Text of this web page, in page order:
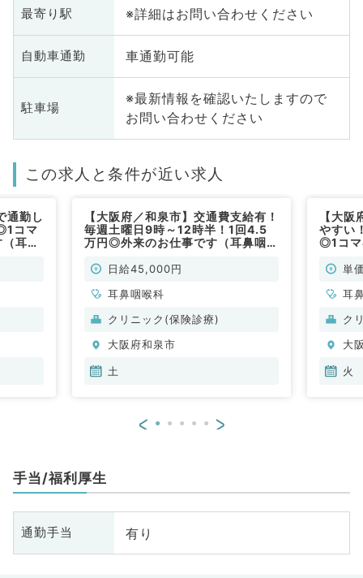
最寄り駅 ※詳細はお問い合わせください
自動車通勤 車通勤可能
駐車場
※最新情報を確認いたしますので
お問い合わせください
この求人と条件が近い求人
通勤し
コマ
耳鼻
【大阪府／和泉市】交通費支給有！
毎週土曜日9時～12時半！1回4.5
万円◎外来のお仕事です（耳鼻咽喉
日給45,000円
耳鼻咽喉科
クリニック(保険診療)
大阪府和泉市
土
【大
やすい
◎1コ
単
耳
ク
大
火
< >
手当/福利厚生
通勤手当 有り